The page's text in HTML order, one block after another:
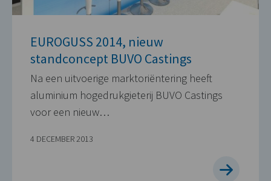
EUROGUSS 2014, nieuw
standconcept BUVO Castings
Na een uitvoerige marktoriëntering heeft
aluminium hogedrukgieterij BUVO Castings
voor een nieuw…
4 DECEMBER 2013